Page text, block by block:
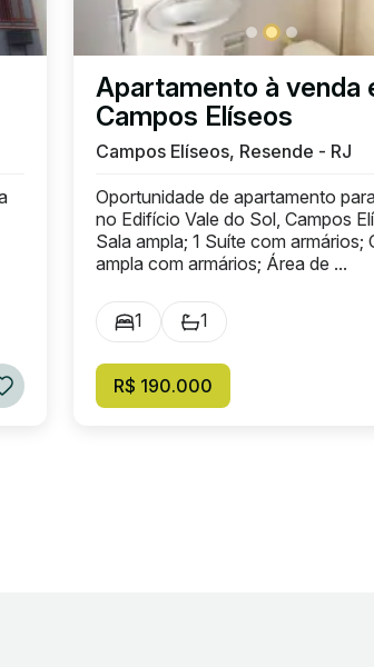
Apartamento à venda
Campos Elíseos
Campos Elíseos, Resende - RJ
Oportunidade de apartamento
no Edifício Vale do Sol, Campos
Sala ampla; 1 Suíte com armários;
ampla com armários; Área de ...
1 1
R$ 190.000